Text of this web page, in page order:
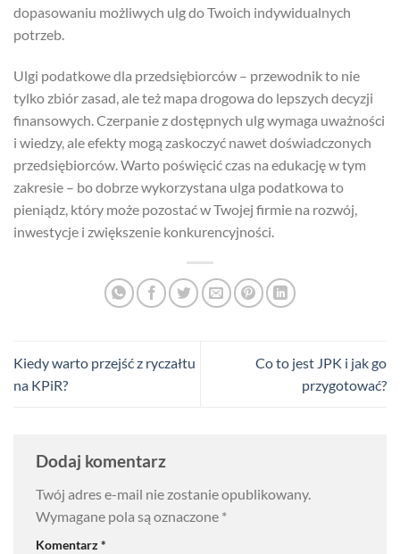
dopasowaniu możliwych ulg do Twoich indywidualnych
potrzeb.
Ulgi podatkowe dla przedsiębiorców – przewodnik to nie
tylko zbiór zasad, ale też mapa drogowa do lepszych decyzji
finansowych. Czerpanie z dostępnych ulg wymaga uważności
i wiedzy, ale efekty mogą zaskoczyć nawet doświadczonych
przedsiębiorców. Warto poświęcić czas na edukację w tym
zakresie – bo dobrze wykorzystana ulga podatkowa to
pieniądz, który może pozostać w Twojej firmie na rozwój,
inwestycje i zwiększenie konkurencyjności.
Kiedy warto przejść z ryczałtu
na KPiR?
Co to jest JPK i jak go
przygotować?
Dodaj komentarz
Twój adres e-mail nie zostanie opublikowany.
Wymagane pola są oznaczone *
Komentarz*